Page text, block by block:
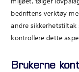
bedriftens verktøy
andre
kontrollere dette
Brukerne